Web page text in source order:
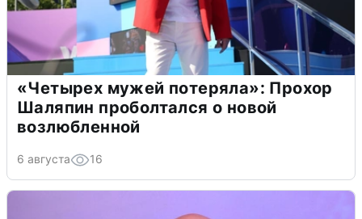
«Четырех мужей потеряла»: Прохор
Шаляпин проболтался о новой
возлюбленной
6 августа 16